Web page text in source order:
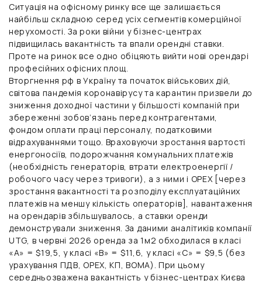
Ситуація на офісному ринку все ще залишається
найбільш складною серед усіх сегментів комерційної
нерухомості. За роки війни у бізнес-центрах
підвищилась вакантність та впали орендні ставки.
Проте на ринок все одно обіцяють вийти нові орендарі
професійних офісних площ.
Вторгнення рф в Україну та початок військових дій,
світова пандемія коронавірусу та карантин призвели до
зниження доходної частини у більшості компаній при
збереженні зобов’язань перед контрагентами,
фондом оплати праці персоналу, податковими
відрахуваннями тощо. Враховуючи зростання вартості
енергоносіїв, подорожчання комунальних платежів
(необхідність генераторів, втрати електроенергії /
робочого часу через тривоги), а з ними і OPEX [через
зростання вакантності та розподілу експлуатаційних
платежів на меншу кількість операторів], навантаження
на орендарів збільшувалось, а ставки оренди
демонстрували зниження. За даними аналітиків компанії
UTG, в червні 2026 оренда за 1м2 обходилася в класі
«А» = $19,5, у класі «В» = $11,6, у класі «С» = $9,5 (без
урахування ПДВ, OPEX, КП, BOMA). При цьому
середньозважена вакантність у бізнес-центрах Києва